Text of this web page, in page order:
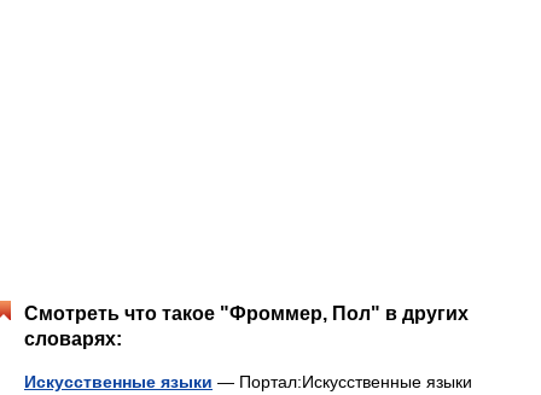
Смотреть что такое "Фроммер, Пол" в других
словарях:
Искусственные языки — Портал:Искусственные языки